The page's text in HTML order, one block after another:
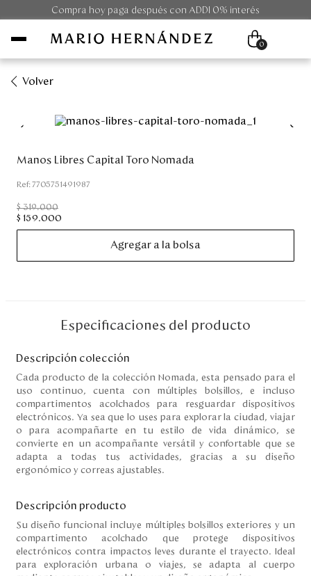
Compra hoy paga después con ADDI 0% interés
Unisex
Viaje
Mi cuenta
Blog
Servicio al cliente
Nuestras Tiendas
Colombia
Costa Rica
Panamá
USA
0
Volver
Manos Libres Capital Toro Nomada
:7705751491987
$ 319.000
$ 159.000
Agregar a la bolsa
Especificaciones del producto
Descripción colección
Cada producto de la colección Nomada, esta pensado para el
uso continuo, cuenta con múltiples bolsillos, e incluso
compartimentos acolchados para resguardar dispositivos
electrónicos. Ya sea que lo uses para explorar la ciudad, viajar
o para acompañarte en tu estilo de vida dinámico, se
convierte en un acompañante versátil y confortable que se
adapta a todas tus actividades, gracias a su diseño
ergonómico y correas ajustables.
Descripción producto
Su diseño funcional incluye múltiples bolsillos exteriores y un
compartimento acolchado que protege dispositivos
electrónicos contra impactos leves durante el trayecto. Ideal
para exploración urbana o viajes, se adapta al cuerpo